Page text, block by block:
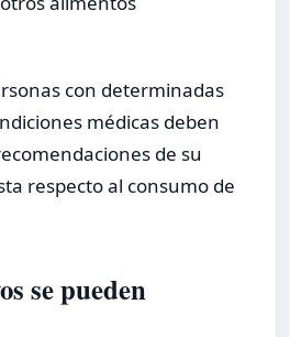
con determinadas
médicas deben
de su
respecto al consumo de
se pueden